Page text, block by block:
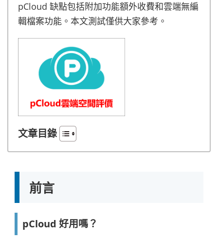
pCloud 缺點包括附加功能額外收費和雲端無編
輯檔案功能。本文測試僅供大家參考。
文章目錄
前言
pCloud 好用嗎？